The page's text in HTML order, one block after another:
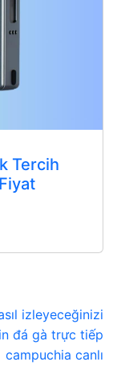
Tercih
izleyeceğinizi
đá gà trực tiếp
campuchia canlı